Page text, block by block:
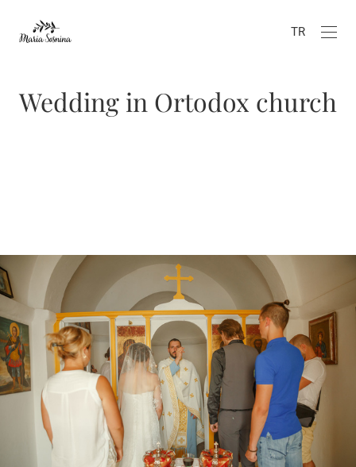
TR
Wedding in Ortodox church